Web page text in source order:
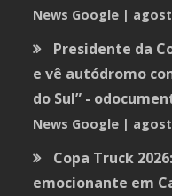
News Google
Presidente da
e vê autódromo
do Sul” -
News Google
Copa Truck
emocionante em